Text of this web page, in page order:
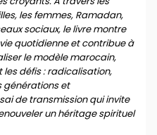
les femmes, Ramadan,
sociaux, le livre montre
quotidienne et contribue à
le modèle marocain,
les défis : radicalisation,
générations et
de transmission qui invite
un héritage spirituel